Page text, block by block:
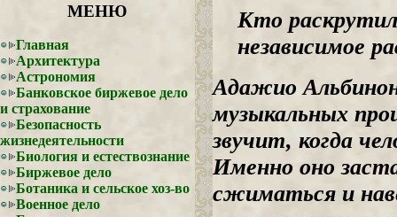
МЕНЮ
Главная
Архитектура
Астрономия
Банковское биржевое дело
и страхование
Безопасность
жизнедеятельности
Биология и естествознание
Биржевое дело
Ботаника и сельское хоз-во
Военное дело
Кто раскрутил
независимое
Адажио
музыкальных
звучит, когда
Именно оно
сжиматься и